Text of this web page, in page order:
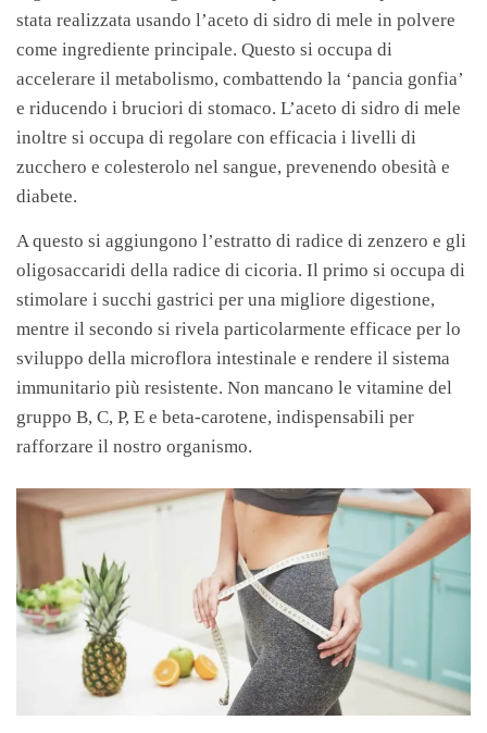
stata realizzata usando l’aceto di sidro di mele in polvere
come ingrediente principale. Questo si occupa di
accelerare il metabolismo, combattendo la ‘pancia gonfia’
e riducendo i bruciori di stomaco. L’aceto di sidro di mele
inoltre si occupa di regolare con efficacia i livelli di
zucchero e colesterolo nel sangue, prevenendo obesità e
diabete.
A questo si aggiungono l’estratto di radice di zenzero e gli
oligosaccaridi della radice di cicoria. Il primo si occupa di
stimolare i succhi gastrici per una migliore digestione,
mentre il secondo si rivela particolarmente efficace per lo
sviluppo della microflora intestinale e rendere il sistema
immunitario più resistente. Non mancano le vitamine del
gruppo B, C, P, E e beta-carotene, indispensabili per
rafforzare il nostro organismo.